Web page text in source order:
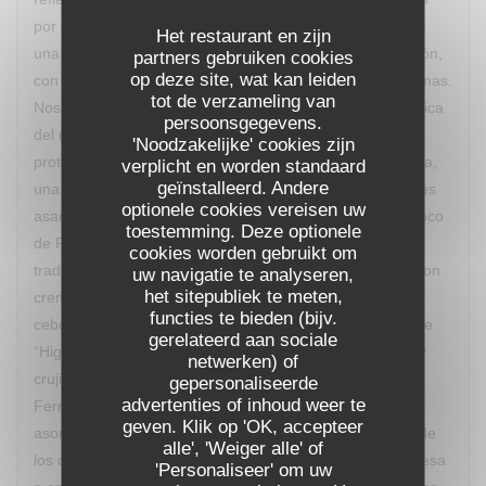
Het restaurant en zijn
partners gebruiken cookies
op deze site, wat kan leiden
tot de verzameling van
persoonsgegevens.
'Noodzakelijke' cookies zijn
verplicht en worden standaard
geïnstalleerd. Andere
optionele cookies vereisen uw
toestemming. Deze optionele
cookies worden gebruikt om
uw navigatie te analyseren,
het sitepubliek te meten,
functies te bieden (bijv.
gerelateerd aan sociale
netwerken) of
gepersonaliseerde
advertenties of inhoud weer te
geven. Klik op 'OK, accepteer
alle', 'Weiger alle' of
'Personaliseer' om uw
por la cocina. La salida de cada plato es acompañada de
una detallada explicación de los ingredientes y elaboración,
con lo que vas descubriendo los múltiples sabores y aromas.
Nos deleitamos con “Le Dubarry revisité” una crema clásica
del recetario francés reinterpretada y con la coliflor como
protagonista, “Sur le Banc d’Arguin” un guiño a Mauritania,
una ensalada de quinoa, mousse de foie gras y calamares
asados con caldo yodado, “Fricassée de Saint-Jaques coco
de Paimpol” una particular interpretación de un plato
tradicional aplicado a las vieiras, “Pièce de boeuf grillé” con
cremoso de gorgonzola, polenta crujiente, compota de
cebolla roja y nueces tostadas, cerrando con un postre de
“Higos asados al vino tinto especiado, crema de vainilla y
crujiente de pistacho". El maridaje lo aportó un Château
Ferran de Pessac Léognan Con frecuencia el Chef va
asomándose, con discreción, para observar la reacción de
los comensales a sus creaciones, saliendo en la sobremesa